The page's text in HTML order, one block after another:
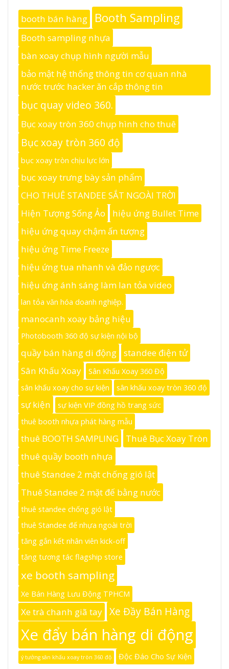
booth bán hàng Booth Sampling
Booth sampling nhựa
bàn xoay chụp hình người mẫu
bảo mật hệ thống thông tin cơ quan nhà
nước trước hacker ăn cắp thông tin
bục quay video 360.
Bục xoay tròn 360 chụp hình cho thuê
Bục xoay tròn 360 độ
bục xoay tròn chịu lực lớn
bục xoay trưng bày sản phẩm
CHO THUÊ STANDEE SẮT NGOÀI TRỜI
Hiện Tượng Sống Ảo
hiệu ứng Bullet Time
hiệu ứng quay chậm ấn tượng
hiệu ứng Time Freeze
hiệu ứng tua nhanh và đảo ngược
hiệu ứng ánh sáng làm lan tỏa video
lan tỏa văn hóa doanh nghiệp.
manocanh xoay bảng hiệu
Photobooth 360 độ sự kiện nội bộ
quầy bán hàng di động
standee điện tử
Sân Khấu Xoay
Sân Khấu Xoay 360 Độ
sân khấu xoay cho sự kiện
sân khấu xoay tròn 360 độ
sự kiện
sự kiện VIP đồng hồ trang sức
thuê booth nhựa phát hàng mẫu
thuê BOOTH SAMPLING
Thuê Bục Xoay Tròn
thuê quầy booth nhựa
thuê Standee 2 mặt chống gió lật
Thuê Standee 2 mặt đế bằng nước
thuê standee chống gió lật
thuê Standee đế nhựa ngoài trời
tăng gắn kết nhân viên kick-off
tăng tương tác flagship store
xe booth sampling
Xe Bán Hàng Lưu Động TPHCM
Xe trà chanh giã tay Xe Đầy Bán Hàng
Xe đẩy bán hàng di động
ý tưởng sân khấu xoay tròn 360 độ Độc Đáo Cho Sự Kiện